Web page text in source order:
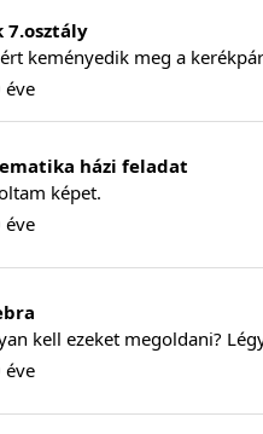
7.osztály
keményedik meg a
éve
házi feladat
képet.
éve
kell ezeket megoldani?
éve